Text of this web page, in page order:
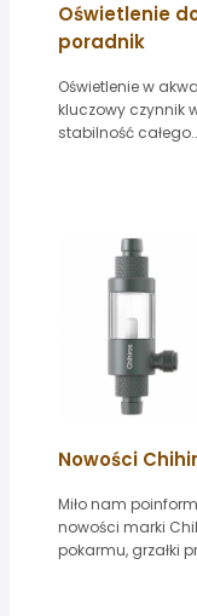
Oświetlenie
poradnik
Oświetlenie w
kluczowy czynnik
stabilność
Nowości
Miło nam
nowości marki
pokarmu, grzałki